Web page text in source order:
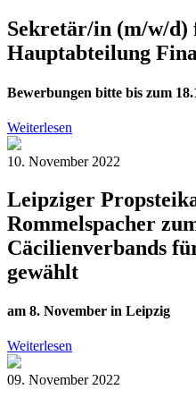
Sekretär/in (m/w/d)
Hauptabteilung
Bewerbungen bitte bis zum
Weiterlesen
10. November 2022
Leipziger
Rommelspacher
Cäcilienverbands
gewählt
am 8. November in Leipzig
Weiterlesen
09. November 2022